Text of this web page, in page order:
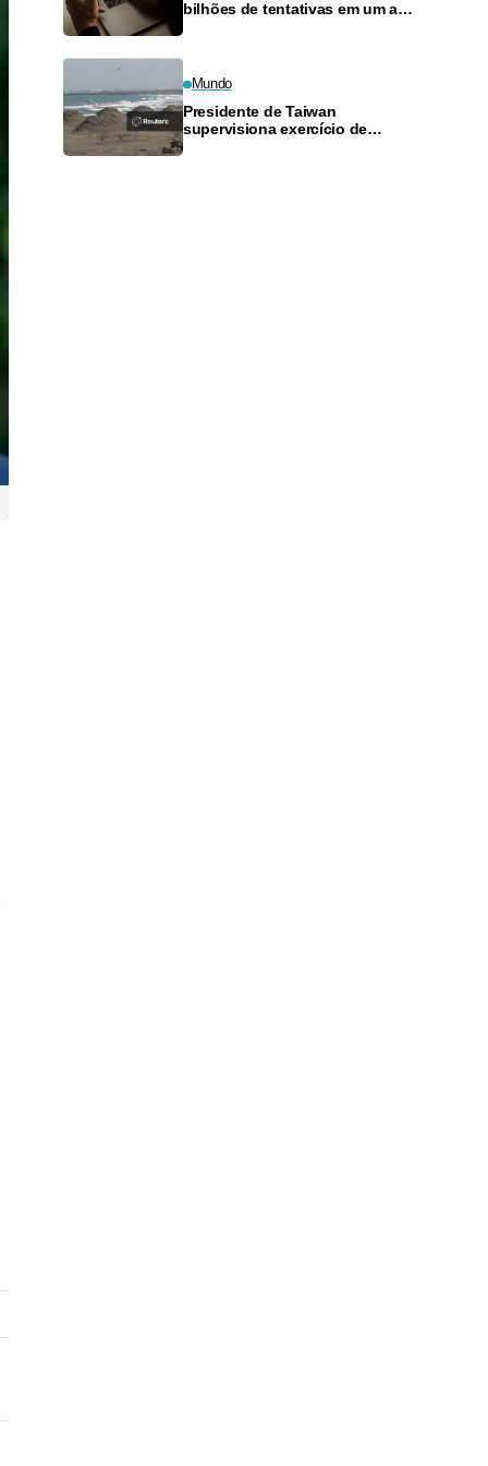
bilhões de tentativas em um ano
Mundo
Presidente de Taiwan
supervisiona exercício de